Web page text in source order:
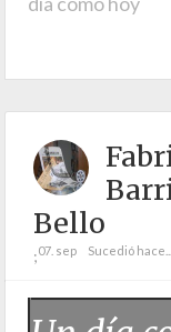
Bello
;07. sep Sucedió hace...